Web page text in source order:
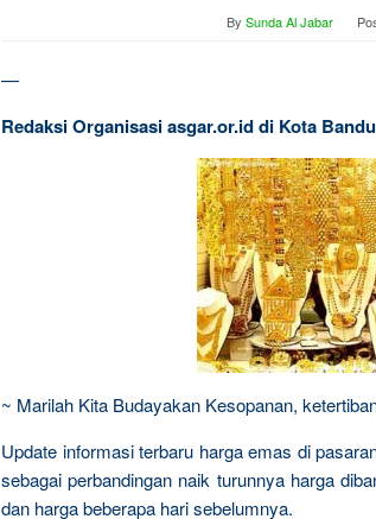
By Sunda Al Jabar
—
Redaksi Organisasi asgar.or.id di Kota
~ Marilah Kita Budayakan Kesopanan,
Update informasi terbaru harga emas di
sebagai perbandingan naik turunnya harga
dan harga beberapa hari sebelumnya.